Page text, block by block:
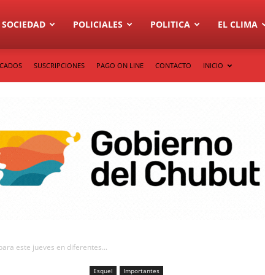
SOCIEDAD POLICIALES POLITICA EL CLIMA
SUSCRIPCIONES PAGO ON LINE CONTACTO INICIO
este jueves en diferentes...
Esquel Importantes